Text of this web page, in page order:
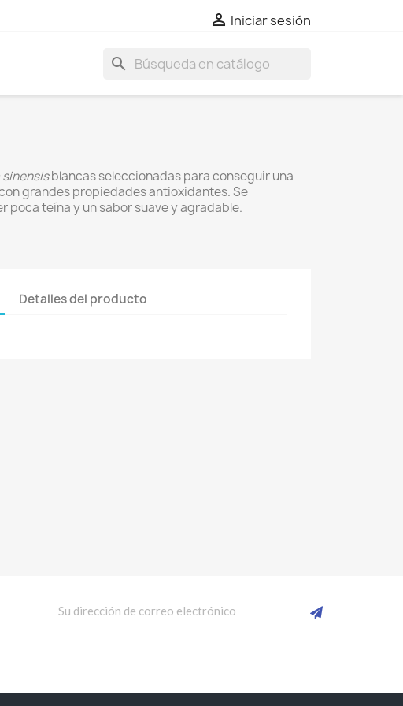
 Iniciar sesión
search
sinensisblancas seleccionadas para conseguir una
grandes propiedades antioxidantes. Se
poca teína y un sabor suave y agradable.
Detalles del producto